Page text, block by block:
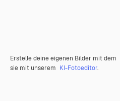
Erstelle deine eigenen Bilder mit dem
sie mit unserem KI-Fotoeditor.